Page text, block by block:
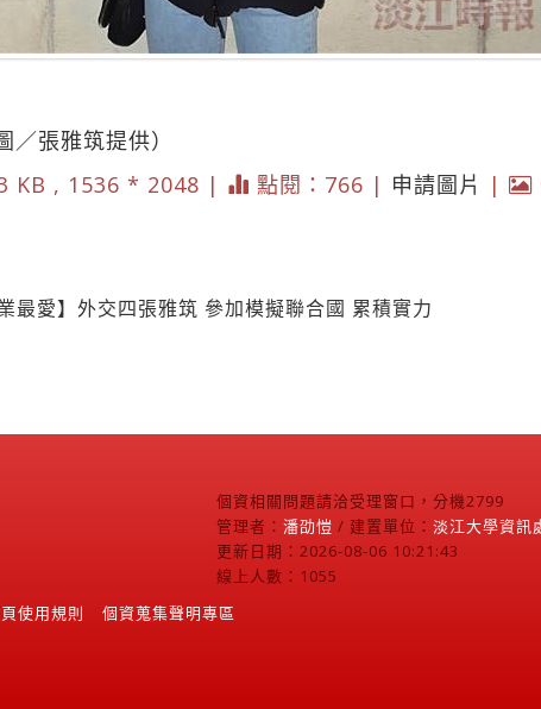
張雅筑提供）
KB , 1536 * 2048 |
點閱：766 | 申請圖片 |
最愛】外交四張雅筑 參加模擬聯合國 累積實力
個資相關問題請洽受理窗口，分機2799
管理者： 潘劭愷 / 建置單位： 淡江大學資訊
更新日期：2026-08-06 10:21:43
線上人數：1055
使用規則 個資蒐集聲明專區